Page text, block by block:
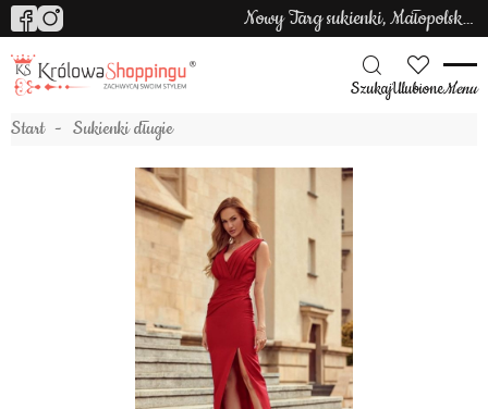
Nowy Targ sukienki, Małopolska sukienki
SzukajUlubioneMenu
Start Sukienki długie